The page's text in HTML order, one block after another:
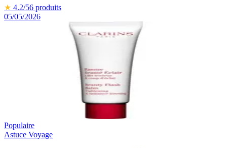
★ 4.2/56 produits
05/05/2026
Populaire
Astuce Voyage